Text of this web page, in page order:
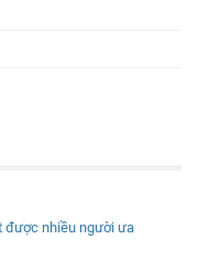
được nhiều người ưa